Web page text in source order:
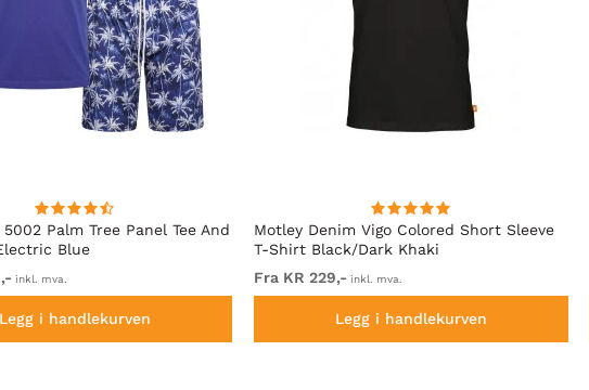
Palm Tree Panel Tee And
Blue
inkl. mva.
Legg i handlekurven
Motley Denim Vigo Colored Short Sleeve
T-Shirt Black/Dark Khaki
Fra KR 229,- inkl. mva.
Legg i handlekurven